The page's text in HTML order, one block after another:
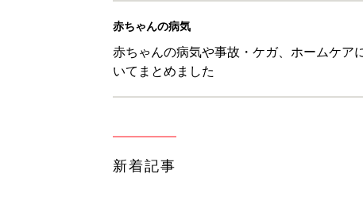
赤ちゃんの病気
赤ちゃんの病気や事故・ケガ、ホームケア
いてまとめました
新着記事